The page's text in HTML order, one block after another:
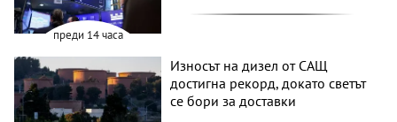
преди 14 часа
Износът на дизел от САЩ
достигна рекорд, докато светът
се бори за доставки